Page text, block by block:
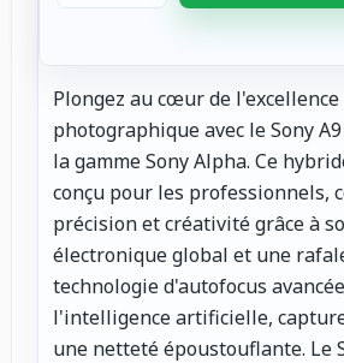
Plongez au cœur de l'excellence
photographique avec le Sony
la gamme Sony Alpha. Ce
conçu pour les professionnels,
précision et créativité grâce à
électronique global et une
technologie d'autofocus
l'intelligence artificielle,
une netteté époustouflante. Le